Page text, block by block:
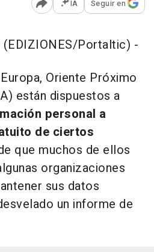
Abrir opciones para
IA Seguir en
(EDIZIONES/Portaltic) -
Oriente Próximo
están dispuestos a
personal a
de ciertos
que muchos de ellos
organizaciones
sus datos
un informe de